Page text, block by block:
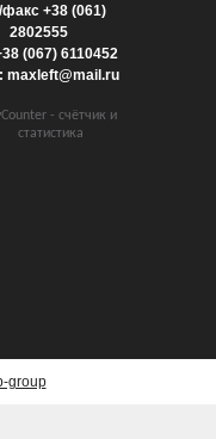
факс +38 (061)
2802555
(067) 6110452
maxleft@mail.ru
group